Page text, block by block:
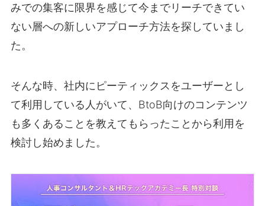
みでの集客に限界を感じて今までリーチできてい
ない層への新しいアプローチ方法を探していまし
た。
そんな時、社内にピーティックスをユーザーとし
て利用している人がいて、BtoB向けのコンテンツ
も多くあることを教えてもらったことから利用を
検討し始めました。